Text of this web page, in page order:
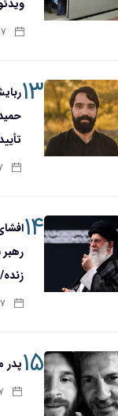
۱۳
۱۴
۱۵